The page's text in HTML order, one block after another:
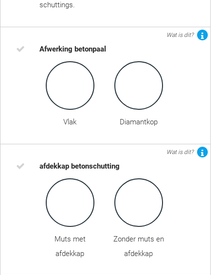
schuttings.
Wat is dit?
Afwerking betonpaal
Vlak Diamantkop
Wat is dit?
afdekkap betonschutting
Muts met
afdekkap
Zonder muts en
afdekkap